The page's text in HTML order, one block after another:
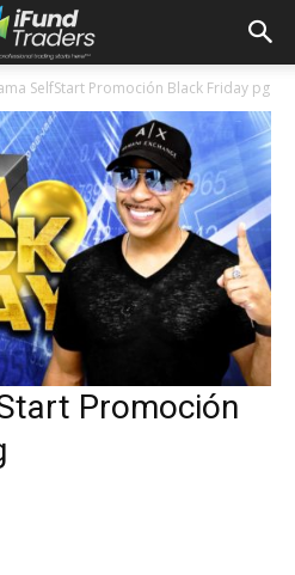
SelfStart Promoción Black Friday pg
Promoción